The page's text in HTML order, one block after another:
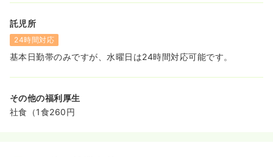
託児所
24時間対応
基本日勤帯のみですが、水曜日は24時間対応可能です。
その他の福利厚生
社食（1食260円